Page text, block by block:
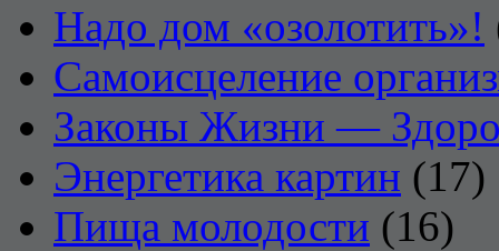
Надо дом «озолотить»!
Самоисцеление
Законы Жизни —
Энергетика картин (17)
Пища молодости (16)